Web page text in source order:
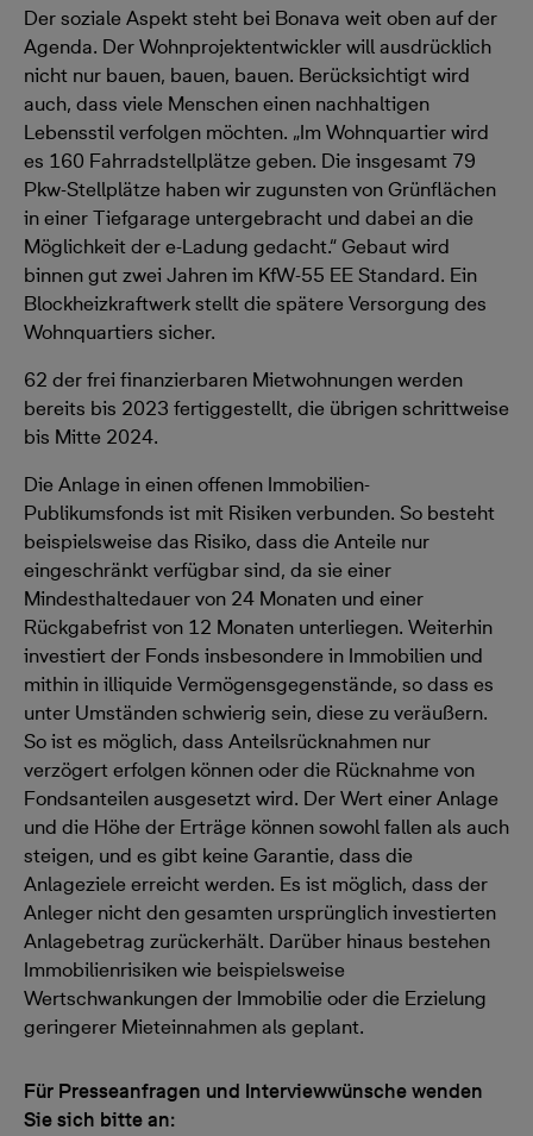
Der soziale Aspekt steht bei Bonava weit oben auf der
Agenda. Der Wohnprojektentwickler will ausdrücklich
nicht nur bauen, bauen, bauen. Berücksichtigt wird
auch, dass viele Menschen einen nachhaltigen
Lebensstil verfolgen möchten. „Im Wohnquartier wird
es 160 Fahrradstellplätze geben. Die insgesamt 79
Pkw-Stellplätze haben wir zugunsten von Grünflächen
in einer Tiefgarage untergebracht und dabei an die
Möglichkeit der e-Ladung gedacht.“ Gebaut wird
binnen gut zwei Jahren im KfW-55 EE Standard. Ein
Blockheizkraftwerk stellt die spätere Versorgung des
Wohnquartiers sicher.
62 der frei finanzierbaren Mietwohnungen werden
bereits bis 2023 fertiggestellt, die übrigen schrittweise
bis Mitte 2024.
Die Anlage in einen offenen Immobilien-
Publikumsfonds ist mit Risiken verbunden. So besteht
beispielsweise das Risiko, dass die Anteile nur
eingeschränkt verfügbar sind, da sie einer
Mindesthaltedauer von 24 Monaten und einer
Rückgabefrist von 12 Monaten unterliegen. Weiterhin
investiert der Fonds insbesondere in Immobilien und
mithin in illiquide Vermögensgegenstände, so dass es
unter Umständen schwierig sein, diese zu veräußern.
So ist es möglich, dass Anteilsrücknahmen nur
verzögert erfolgen können oder die Rücknahme von
Fondsanteilen ausgesetzt wird. Der Wert einer Anlage
und die Höhe der Erträge können sowohl fallen als auch
steigen, und es gibt keine Garantie, dass die
Anlageziele erreicht werden. Es ist möglich, dass der
Anleger nicht den gesamten ursprünglich investierten
Anlagebetrag zurückerhält. Darüber hinaus bestehen
Immobilienrisiken wie beispielsweise
Wertschwankungen der Immobilie oder die Erzielung
geringerer Mieteinnahmen als geplant.
Für Presseanfragen und Interviewwünsche wenden
Sie sich bitte an: